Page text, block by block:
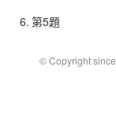
6. 第5題
© Copyright